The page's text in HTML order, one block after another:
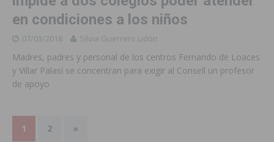
en condiciones a los niños
07/03/2018 Silvia Guerrero Lidón
Madres, padres y personal de los centros Fernando de Loaces
y Villar Palasí se concentran para exigir al Consell un profesor
de apoyo
1 2 »